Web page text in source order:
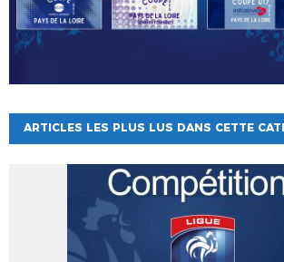
ARTICLES LES PLUS LUS DANS CETTE